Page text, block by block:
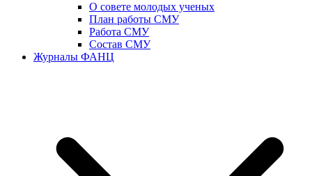
О совете молодых ученых
План работы СМУ
Работа СМУ
Состав СМУ
Журналы ФАНЦ